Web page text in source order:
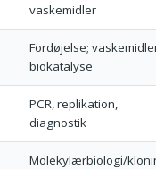
vaskemidler
Fordøjelse;
biokatalyse
PCR, replikation,
diagnostik
Molekylærbiologi/